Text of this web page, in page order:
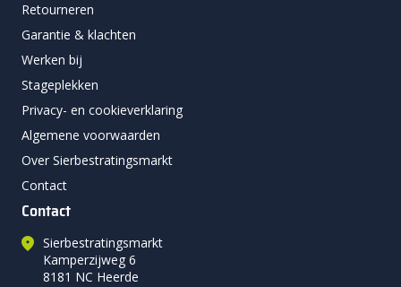
Retourneren
Garantie & klachten
Werken bij
Stageplekken
Privacy- en cookieverklaring
Algemene voorwaarden
Over Sierbestratingsmarkt
Contact
Contact
Sierbestratingsmarkt
Kamperzijweg 6
8181 NC Heerde